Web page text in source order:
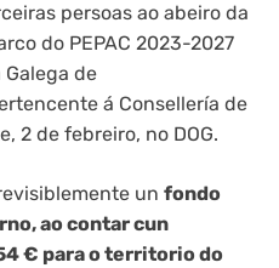
persoas ao abeiro da
do PEPAC 2023-2027
de
á Consellería de
2 de febreiro, no DOG.
un fondo
ao contar cun
€ para o territorio do